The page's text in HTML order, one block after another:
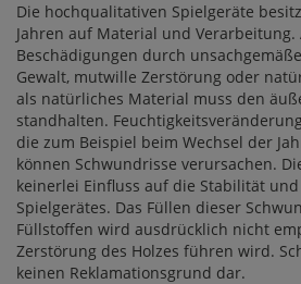
Die hochqualitativen Spielgeräte
Jahren auf Material und Verarbeitung.
Beschädigungen durch
Gewalt, mutwille Zerstörung oder
als natürliches Material muss den
standhalten.
die zum Beispiel beim Wechsel der
können Schwundrisse verursachen.
keinerlei Einfluss auf die Stabilität
Spielgerätes. Das Füllen dieser
Füllstoffen wird ausdrücklich nicht
Zerstörung des Holzes führen wird.
keinen Reklamationsgrund dar.